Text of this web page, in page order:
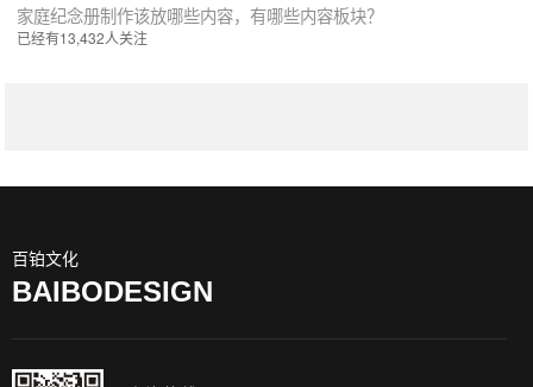
家庭纪念册制作该放哪些内容，有哪些内容板块？
已经有13,432人关注
百铂文化
BAIBODESIGN